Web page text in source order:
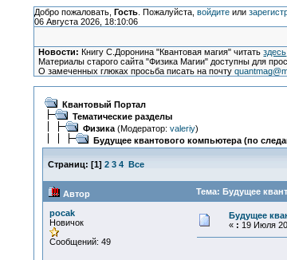
Добро пожаловать, Гость. Пожалуйста, войдитеили
06 Августа 2026, 18:10:06
Новости: Книгу С.Доронина "Квантовая магия" читатьздесь
Материалы старого сайта "Физика Магии" доступны для
О замеченных глюках просьба писать на почту
Квантовый Портал
Тематические разделы
Физика(Модератор: valeriy)
Будущее квантового компьютера (по
Страниц: [1] 2 3 4 Все
Автор Тема: Будущее
pocak
Новичок
Сообщений: 49
Будущее
« : 19 Июля